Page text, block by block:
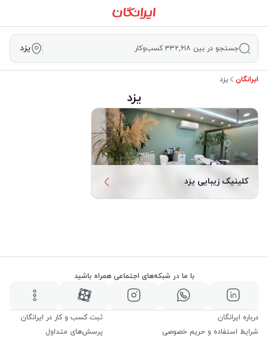
جستجو در بین ۳۳۲,۶۱۸ کسب‌وکار یزد
ایرانگان یزد
یزد
کلینیک زیبایی یزد
با ما در شبکه‌های اجتماعی همراه باشید
درباره ایرانگان
شرایط استفاده و حریم خصوصی
ثبت کسب و کار در ایرانگان
پرسش‌های متداول